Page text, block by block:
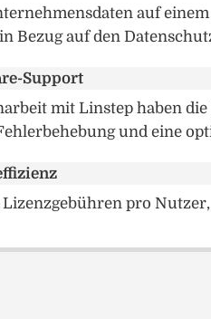
auf
Bezug auf den
Support
mit Linstep haben
und eine
pro